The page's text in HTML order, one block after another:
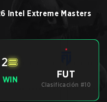
Intel Extreme Masters
2
WIN FUT
Clasificación #10